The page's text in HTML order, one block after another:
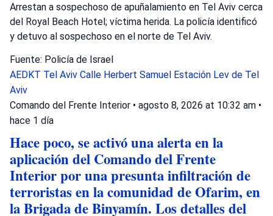
Arrestan a sospechoso de apuñalamiento en Tel Aviv cerca
del Royal Beach Hotel; víctima herida. La policía identificó
y detuvo al sospechoso en el norte de Tel Aviv.
Fuente: Policía de Israel
AEDKT Tel Aviv Calle Herbert Samuel Estación Lev de Tel
Aviv
Comando del Frente Interior • agosto 8, 2026 at 10:32 am •
hace 1 día
Hace poco, se activó una alerta en la
aplicación del Comando del Frente
Interior por una presunta infiltración de
terroristas en la comunidad de Ofarim, en
la Brigada de Binyamín. Los detalles del